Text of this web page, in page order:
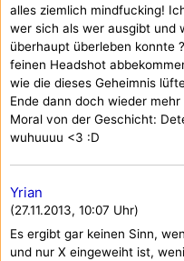
alles ziemlich mindfucking!
wer sich als wer ausgibt und
überhaupt überleben konnte
feinen Headshot
wie die dieses Geheimnis
Ende dann doch wieder
Moral von der Geschicht:
wuhuuuu <3 :D
Yrian
(27.11.2013, 10:07 Uhr)
Es ergibt gar keinen Sinn,
und nur X eingeweiht ist,